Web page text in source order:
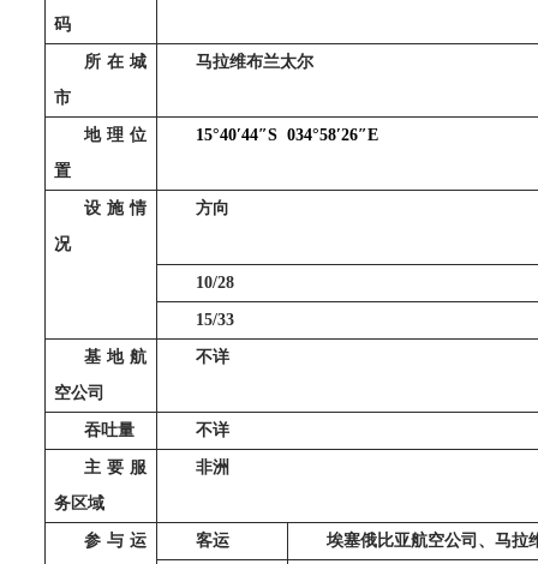
码
所在城
市
马拉维布兰太尔
地理位
置
15°40′44″S 034°58′26″E
设施情
况
方向
10/28
15/33
基地航
空公司
不详
吞吐量 不详
主要服
务区域
非洲
参与运
客运 埃塞俄比亚航空公司、马拉